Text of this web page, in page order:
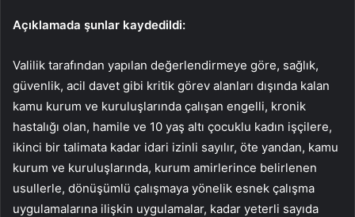
Açıklamada şunlar kaydedildi:
Valilik tarafından yapılan değerlendirmeye göre, sağlık,
güvenlik, acil davet gibi kritik görev alanları dışında kalan
kamu kurum ve kuruluşlarında çalışan engelli, kronik
hastalığı olan, hamile ve 10 yaş altı çocuklu kadın işçilere,
ikinci bir talimata kadar idari izinli sayılır, öte yandan, kamu
kurum ve kuruluşlarında, kurum amirlerince belirlenen
usullerle, dönüşümlü çalışmaya yönelik esnek çalışma
uygulamalarına ilişkin uygulamalar, kadar yeterli sayıda